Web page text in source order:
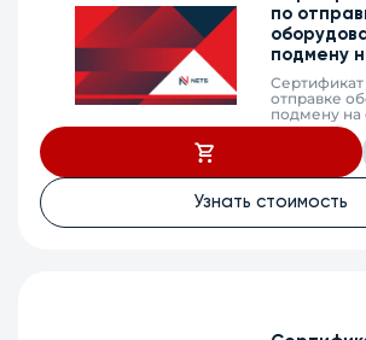
по
подмену
день,
Сертификат
отправке
подмену
рабочий
day
из строя
WOP-20L, 2
Узнать стоимость